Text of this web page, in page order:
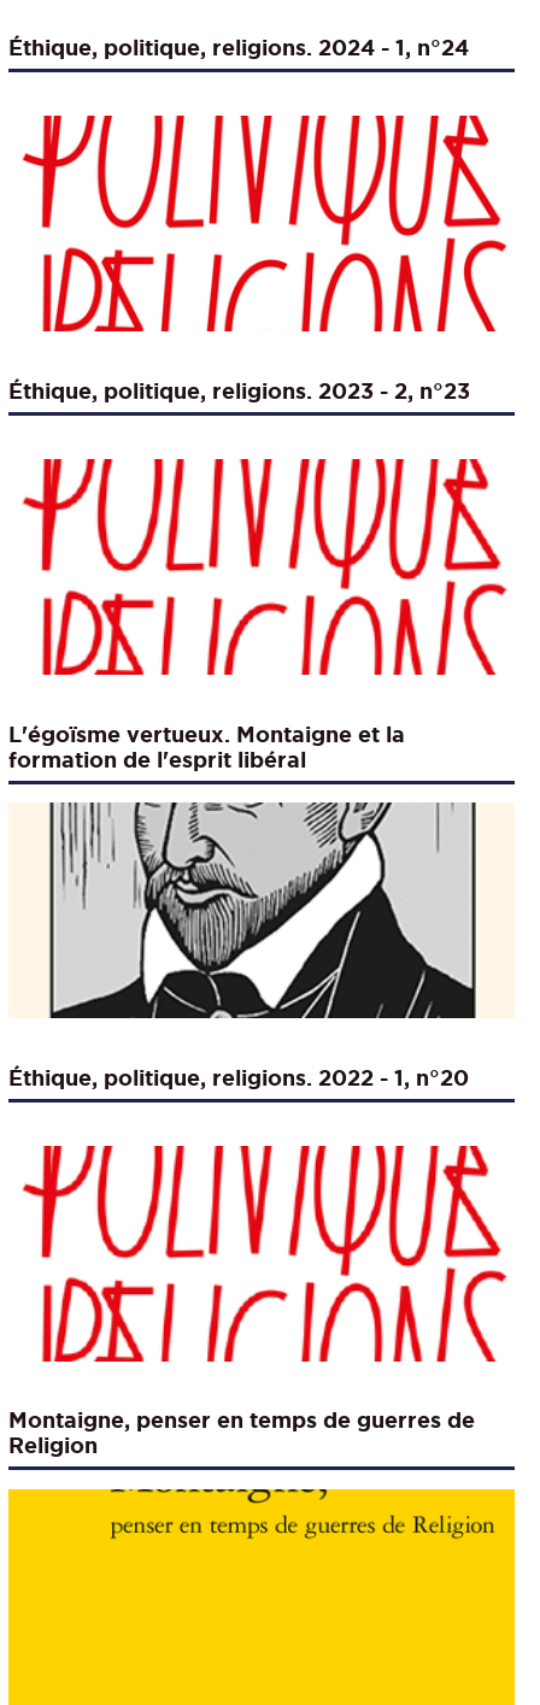
Éthique, politique, religions. 2024 - 1, n°24
Éthique, politique, religions. 2023 - 2, n°23
L'égoïsme vertueux. Montaigne et la
formation de l'esprit libéral
Éthique, politique, religions. 2022 - 1, n°20
Montaigne, penser en temps de guerres de
Religion